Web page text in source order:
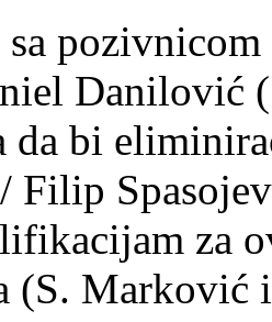
sa
Danilović
da bi
Filip
za
(S. Marković